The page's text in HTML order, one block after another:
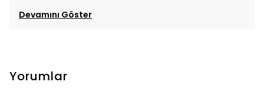
Devamını Göster
Yorumlar